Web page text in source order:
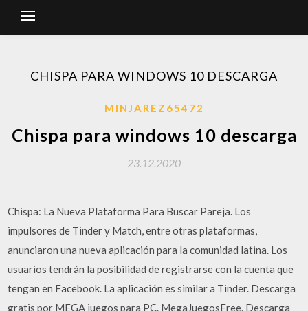
CHISPA PARA WINDOWS 10 DESCARGA
MINJAREZ65472
Chispa para windows 10 descarga
23.12.2020
Chispa: La Nueva Plataforma Para Buscar Pareja. Los
impulsores de Tinder y Match, entre otras plataformas,
anunciaron una nueva aplicación para la comunidad latina. Los
usuarios tendrán la posibilidad de registrarse con la cuenta que
tengan en Facebook. La aplicación es similar a Tinder. Descarga
gratis por MEGA juegos para PC. MegaJuegosFree. Descarga